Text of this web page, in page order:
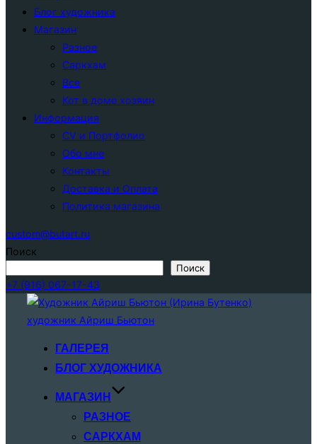
Блог художника
Магазин
Разное
Саркхам
Все
Кот в доме хозяин
Информация
CV и Портфолио
Обо мне
Контакты
Доставка и Оплата
Политика магазина
custom@butart.ru
Поиск
Поиск
+7 (916) 067-17-43
Перейти
ГАЛЕРЕЯ
БЛОГ ХУДОЖНИКА
МАГАЗИН
РАЗНОЕ
САРКХАМ